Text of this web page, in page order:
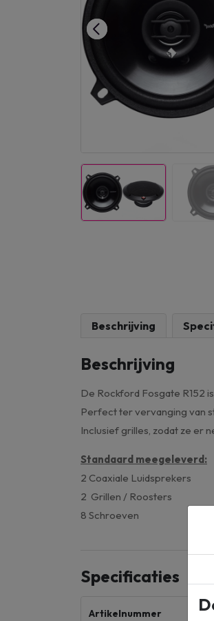
Beschrijving
Beschrijving
De Rockford Fosgate R152
Perfect ter vervanging van
Inclusief grilles, zodat ze er
Standaard meegeleverd:
​2 Coaxiale Luidsprekers
2 Grillen / Roosters
8 Schroeven
Specificaties
Artikelnummer